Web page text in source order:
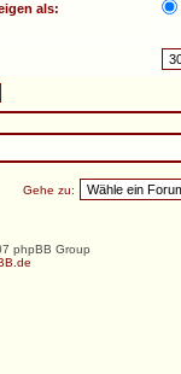
als:
Gehe zu:
phpBB Group